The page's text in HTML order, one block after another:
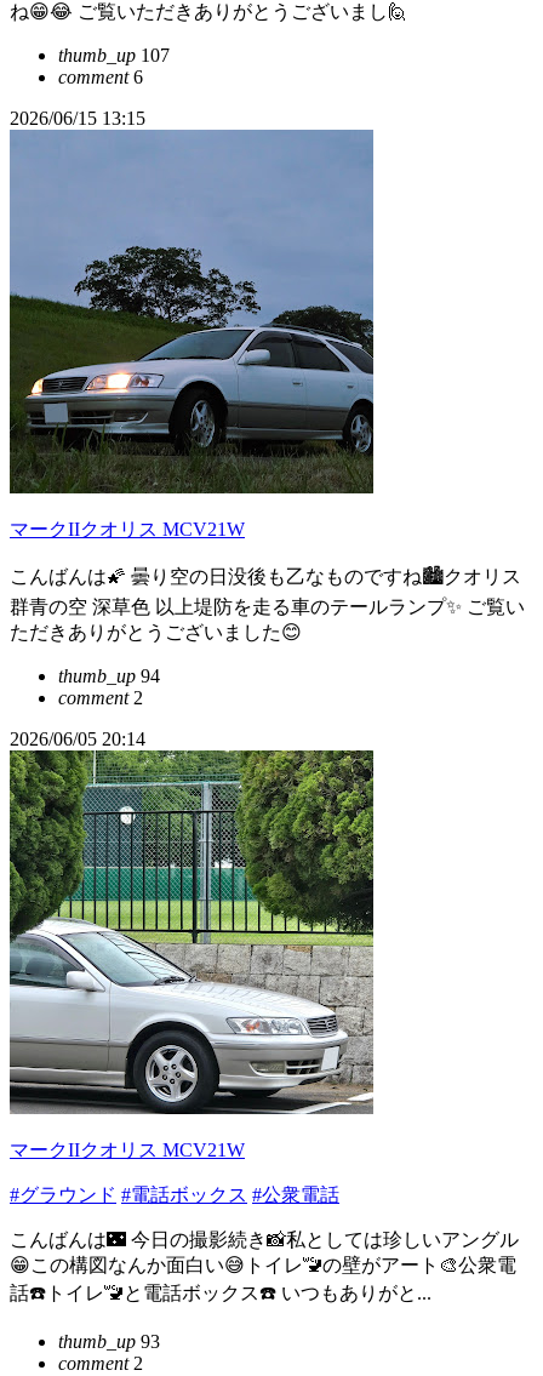
ね😁😂 ご覧いただきありがとうございまし🙋
thumb_up 107
comment6
2026/06/15 13:15
マークIIクオリス MCV21W
こんばんは🌠 曇り空の日没後も乙なものですね🏙クオリス
群青の空 深草色 以上堤防を走る車のテールランプ✨️ ご覧い
ただきありがとうございました😊
thumb_up 94
comment2
2026/06/05 20:14
マークIIクオリス MCV21W
#グラウンド #電話ボックス #公衆電話
こんばんは🌃 今日の撮影続き📸私としては珍しいアングル
😁この構図なんか面白い😅トイレ🚾の壁がアート🎨公衆電
話☎️トイレ🚾と電話ボックス☎️ いつもありがと...
thumb_up 93
comment2